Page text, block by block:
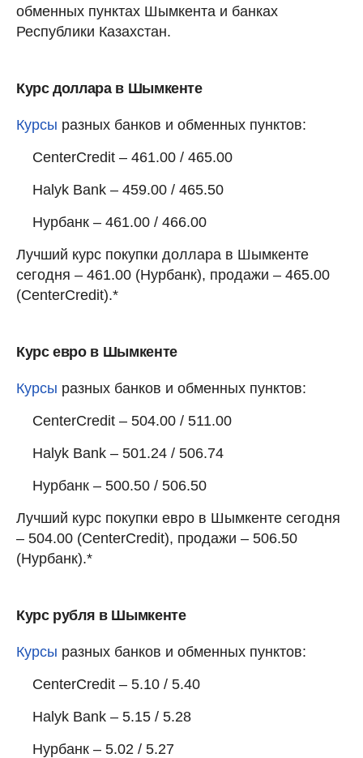
обменных пунктах Шымкента и банках
Республики Казахстан.
Курс доллара в Шымкенте
Курсы разных банков и обменных пунктов:
CenterCredit – 461.00 / 465.00
Halyk Bank – 459.00 / 465.50
Нурбанк – 461.00 / 466.00
Лучший курс покупки доллара в Шымкенте
сегодня – 461.00 (Нурбанк), продажи – 465.00
(CenterCredit).*
Курс евро в Шымкенте
Курсы разных банков и обменных пунктов:
CenterCredit – 504.00 / 511.00
Halyk Bank – 501.24 / 506.74
Нурбанк – 500.50 / 506.50
Лучший курс покупки евро в Шымкенте сегодня
– 504.00 (CenterCredit), продажи – 506.50
(Нурбанк).*
Курс рубля в Шымкенте
Курсы разных банков и обменных пунктов:
CenterCredit – 5.10 / 5.40
Halyk Bank – 5.15 / 5.28
Нурбанк – 5.02 / 5.27